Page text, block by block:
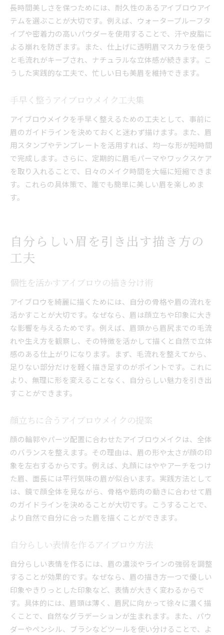
長時間美しさを保つためには、耐久性のあるアイブロウアイ
テムを選ぶことが大切です。例えば、ウォータープルーフタ
イプや密着力の高いパウダーを使用することで、汗や皮脂に
よる崩れを防ぎます。また、仕上げに透明眉マスカラを使う
と毛流れがキープされ、ナチュラルな立体感が続きます。こ
うした実践的な工夫で、忙しい日も美眉を維持できます。
手早く整うアイブロウメイク工夫集
アイブロウメイクを手早く整えるための工夫として、事前に
眉のガイドラインを決めておくと迷わず描けます。また、眉
用スタンプやテンプレートを活用すれば、均一な形が短時間
で完成します。さらに、定期的に眉毛パーマやワックスケア
を取り入れることで、日々のメイク時間を大幅に短縮できま
す。これらの具体策で、誰でも簡単に美しい眉を楽しめま
す。
自分らしい眉を引き出す描き方の
工夫
個性を活かすアイブロウの描き分け術
アイブロウを綺麗に描くためには、自分の骨格や眉の流れを
活かすことが大切です。なぜなら、眉は顔立ちや印象に大き
な影響を与えるためです。例えば、眉頭から眉尻までの毛流
れや生え方を観察し、その特徴を活かして描くと自然で立体
感のある仕上がりになります。まず、毛流れを整えてから、
足りない部分だけを軽く描き足すのがポイントです。これに
より、無理に形を変えることなく、自分らしい魅力を引き出
すことができます。
顔立ちに合うアイブロウメイクの提案
顔の輪郭やパーツ配置に合わせたアイブロウメイクは、全体
のバランスを整えます。その理由は、眉の形や太さが顔の印
象を左右するからです。例えば、丸顔にはややアーチをつけ
た眉、面長には平行気味の眉が似合います。実践方法として
は、鏡で顔全体を見ながら、骨格や筋肉の動きに合わせて眉
のガイドラインを決めることが大切です。こうすることで、
より自然で自分に合った眉を描くことができます。
自分らしい表情を作るアイブロウ方法
自分らしい表情を作るには、眉の濃淡やラインの強弱を調整
することが効果的です。なぜなら、眉の描き方一つで優しい
印象やきりっとした印象など、表情が大きく変わるからで
す。具体的には、眉頭は薄く、眉尻に向かって徐々に濃く描
くことで、自然なグラデーションが生まれます。また、パウ
ダーやペンシル、ブラシなどツールを使い分けることで、よ